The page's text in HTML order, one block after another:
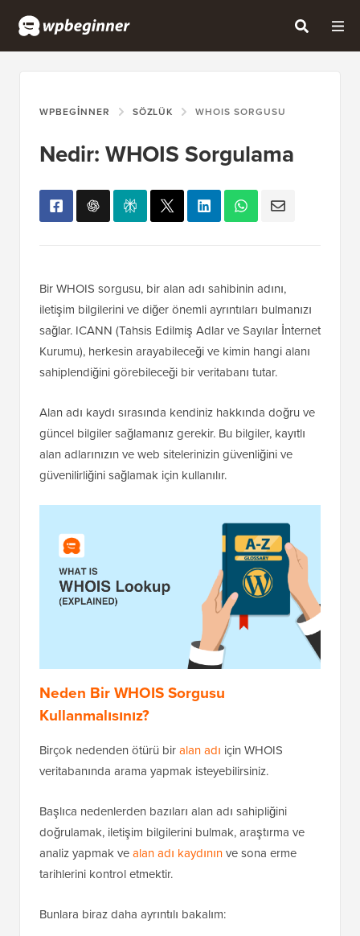
WPBEGINNER SÖZLÜK WHOIS SORGUSU
Nedir: WHOIS Sorgulama
Bir WHOIS sorgusu, bir alan adı sahibinin adını,
iletişim bilgilerini ve diğer önemli ayrıntıları bulmanızı
sağlar. ICANN (Tahsis Edilmiş Adlar ve Sayılar İnternet
Kurumu), herkesin arayabileceği ve kimin hangi alanı
sahiplendiğini görebileceği bir veritabanı tutar.
Alan adı kaydı sırasında kendiniz hakkında doğru ve
güncel bilgiler sağlamanız gerekir. Bu bilgiler, kayıtlı
alan adlarınızın ve web sitelerinizin güvenliğini ve
güvenilirliğini sağlamak için kullanılır.
Neden Bir WHOIS Sorgusu
Kullanmalısınız?
Birçok nedenden ötürü biralan adı için WHOIS
veritabanında arama yapmak isteyebilirsiniz.
Başlıca nedenlerden bazıları alan adı sahipliğini
doğrulamak, iletişim bilgilerini bulmak, araştırma ve
analiz yapmak vealan adı kaydınınve sona erme
tarihlerini kontrol etmektir.
Bunlara biraz daha ayrıntılı bakalım: